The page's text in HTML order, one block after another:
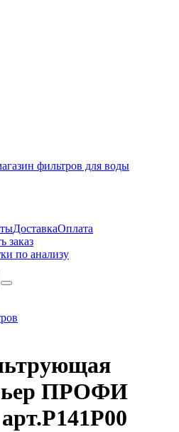
ДоставкаОплата
заказ
по анализу
ПРОФИ